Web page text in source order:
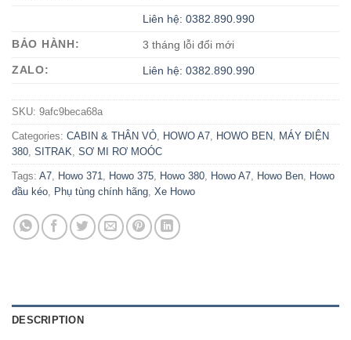
Liên hệ: 0382.890.990
BẢO HÀNH:
3 tháng lỗi đổi mới
ZALO:
Liên hệ: 0382.890.990
SKU: 9afc9beca68a
Categories: CABIN & THÂN VỎ, HOWO A7, HOWO BEN, MÁY ĐIỆN
380, SITRAK, SƠ MI RƠ MOÓC
Tags: A7, Howo 371, Howo 375, Howo 380, Howo A7, Howo Ben, Howo
đầu kéo, Phụ tùng chính hãng, Xe Howo
DESCRIPTION